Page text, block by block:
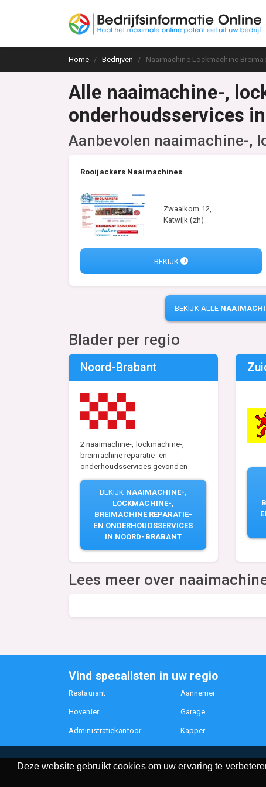
Deze website gebruikt cookies om uw ervaring te
Home Bedrijven Naaimachine Lockmachine
Alle naaimachine-,
onderhoudsservices
Aanbevolen naaimachine-,
Rooijackers Naaimachines
Zwaaikom 12,
Katwijk (zh)
BEKIJK
BEKIJK ALLE
Blader per regio
Noord-Brabant
2 naaimachine-, lockmachine-,
breimachine reparatie- en
onderhoudsservices gevonden
BEKIJK NAAIMACHINE-,
LOCKMACHINE-,
BREIMACHINE REPARATIE-
EN ONDERHOUDSSERVICES
IN NOORD-BRABANT
Lees meer over
Vind specalisten in uw regio
Restaurant Aannemer
Hovenier Garage
Administratiekantoor Kapper